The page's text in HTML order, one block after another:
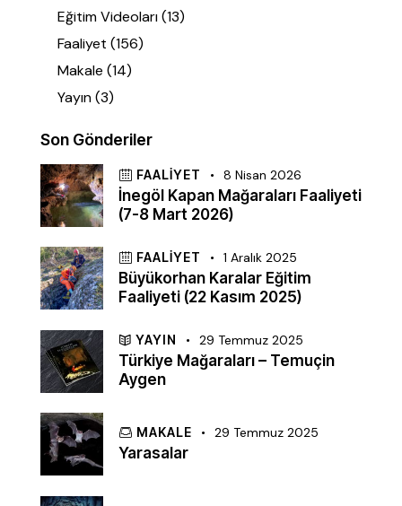
Eğitim Videoları(13)
Faaliyet (156)
Makale (14)
Yayın(3)
Son Gönderiler
FAALIYET 8 Nisan 2026
İnegöl Kapan Mağaraları Faaliyeti
(7-8 Mart 2026)
FAALIYET 1 Aralık 2025
Büyükorhan Karalar Eğitim
Faaliyeti (22 Kasım 2025)
YAYIN 29 Temmuz 2025
Türkiye Mağaraları – Temuçin
Aygen
MAKALE 29 Temmuz 2025
Yarasalar